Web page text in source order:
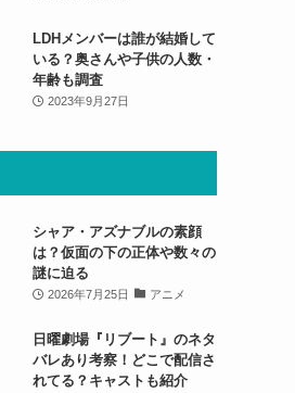
LDHメンバーは誰が結婚して
いる？奥さんや子供の人数・
年齢も調査
2023年9月27日
シャア・アズナブルの素顔
は？仮面の下の正体や数々の
謎に迫る
2026年7月25日 アニメ
日曜劇場『リブート』のネタ
バレあり考察！どこで配信さ
れてる？キャストも紹介